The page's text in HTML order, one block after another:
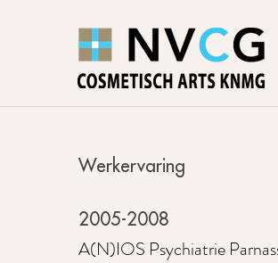
Werkervaring
2005-2008
A(N)IOS Psychiatrie